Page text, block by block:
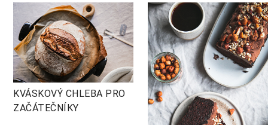
KVÁSKOVÝ CHLEBA PRO
ZAČÁTEČNÍKY